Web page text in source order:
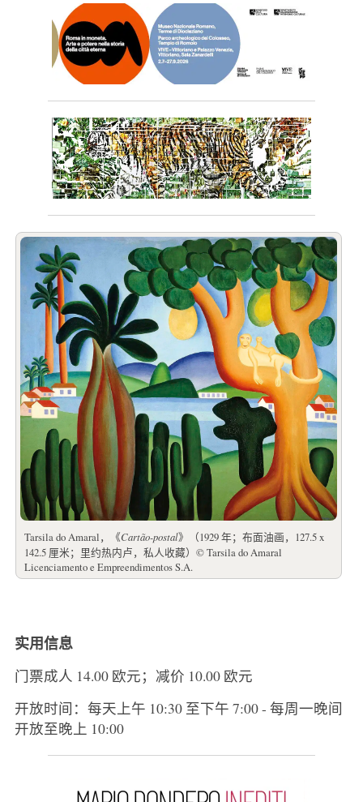
Tarsila do Amaral，《Cartão-postal》（1929 年；布面油画，127.5 x
142.5 厘米；里约热内卢，私人收藏）© Tarsila do Amaral
Licenciamento e Empreendimentos S.A.
实用信息
门票成人 14.00 欧元；减价 10.00 欧元
开放时间：每天上午 10:30 至下午 7:00 - 每周一晚间
开放至晚上 10:00